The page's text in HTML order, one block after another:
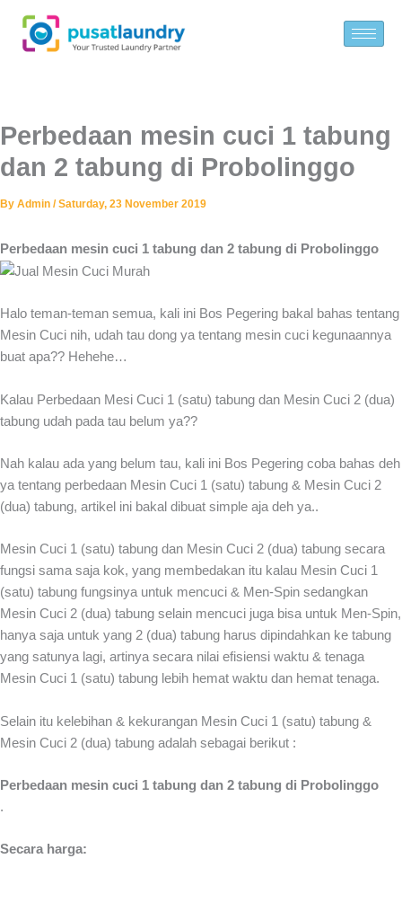
content
Perbedaan mesin cuci 1 tabung
dan 2 tabung di Probolinggo
By Admin /Saturday, 23 November 2019
Perbedaan mesin cuci 1 tabung dan 2 tabung di Probolinggo
Halo teman-teman semua, kali ini Bos Pegering bakal bahas tentang
Mesin Cuci nih, udah tau dong ya tentang mesin cuci kegunaannya
buat apa?? Hehehe…
Kalau Perbedaan Mesi Cuci 1 (satu) tabung dan Mesin Cuci 2 (dua)
tabung udah pada tau belum ya??
Nah kalau ada yang belum tau, kali ini Bos Pegering coba bahas deh
ya tentang perbedaan Mesin Cuci 1 (satu) tabung & Mesin Cuci 2
(dua) tabung, artikel ini bakal dibuat simple aja deh ya..
Mesin Cuci 1 (satu) tabung dan Mesin Cuci 2 (dua) tabung secara
fungsi sama saja kok, yang membedakan itu kalau Mesin Cuci 1
(satu) tabung fungsinya untuk mencuci & Men-Spin sedangkan
Mesin Cuci 2 (dua) tabung selain mencuci juga bisa untuk Men-Spin,
hanya saja untuk yang 2 (dua) tabung harus dipindahkan ke tabung
yang satunya lagi, artinya secara nilai efisiensi waktu & tenaga
Mesin Cuci 1 (satu) tabung lebih hemat waktu dan hemat tenaga.
Selain itu kelebihan & kekurangan Mesin Cuci 1 (satu) tabung &
Mesin Cuci 2 (dua) tabung adalah sebagai berikut :
Perbedaan mesin cuci 1 tabung dan 2 tabung di Probolinggo
.
Secara harga: